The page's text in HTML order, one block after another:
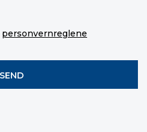
personvernreglene